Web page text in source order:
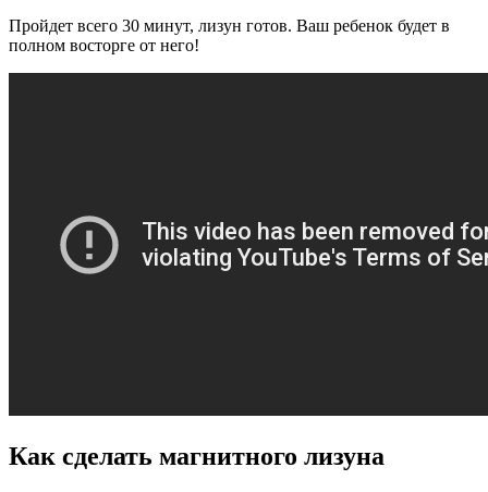
Пройдет всего 30 минут, лизун готов. Ваш ребенок будет в
полном восторге от него!
Как сделать магнитного лизуна